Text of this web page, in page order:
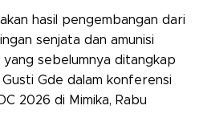
hasil pengembangan dari
senjata dan amunisi
yang sebelumnya ditangkap
Gusti Gde dalam konferensi
2026 di Mimika, Rabu